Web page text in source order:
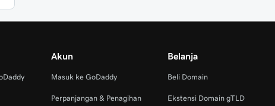
Akun
Masuk ke GoDaddy
Perpanjangan & Penagihan
Belanja
Beli Domain
Ekstensi Domain gTLD